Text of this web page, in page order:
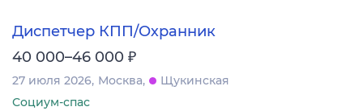
Диспетчер КПП/Охранник
40 000–46 000 ₽
27 июля 2026 Москва
Щукинская
Социум-спас